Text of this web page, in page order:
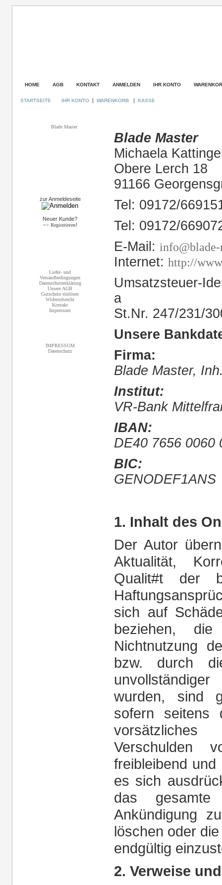
HOME AGB KONTAKT ANMELDEN IHR KONTO
STARTSEITE IHR KONTO | WARENKORB | KASSE
Blade Master
zur Anmeldeseite
Neuer Kunde?
=> Registrieren!
Liefer- und
Versandbedingungen
Datenschutzerklärung
Unsere AGB
Gutschein einlösen
Widerrufsrecht
Kontakt
Impressum
IMPRESSUM
Datenschutz
Blade Master
Michaela
Obere Lerch 18
91166
Tel: 09172/
Tel: 09172/
E-Mail: info@blade-
Internet: http://
Umsatzsteuer-
a
St.Nr. 247/231/
Unsere
Firma:
Blade Master,
Institut:
VR-Bank
IBAN:
DE40 7656 0060
BIC:
GENODEF1ANS
1. Inhalt des
Der Autor
Aktualität,
Qualit#t der
sich auf
beziehen,
Nichtnutzung
bzw. durch
wurden, sind
sofern seitens
Verschulden
freibleibend
es sich
das gesamte
Ankündigung
löschen oder
endgültig
2. Verweise